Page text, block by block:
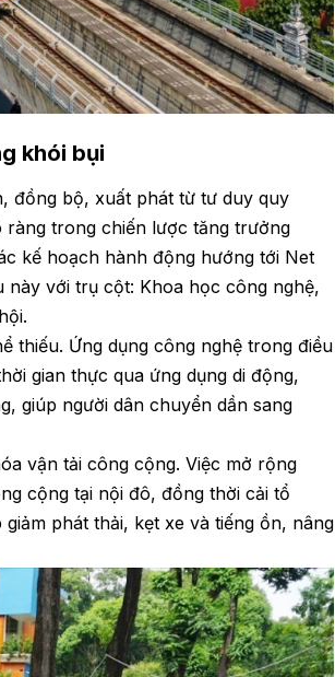
khói bụi
đồng bộ, xuất phát từ tư duy quy
ràng trong chiến lược tăng trưởng
kế hoạch hành động hướng tới Net
với trụ cột: Khoa học công nghệ,
thiếu. Ứng dụng công nghệ trong điều
gian thực qua ứng dụng di động,
giúp người dân chuyển dần sang
vận tải công cộng. Việc mở rộng
cộng tại nội đô, đồng thời cải tổ
phát thải, kẹt xe và tiếng ồn, nâng